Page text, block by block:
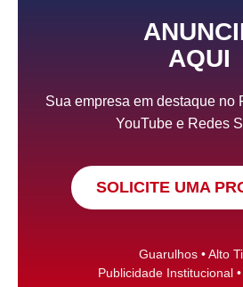
AQUI
Sua empresa em destaque no
YouTube e Redes
SOLICITE UMA
Guarulhos • Alto
Publicidade Institucional